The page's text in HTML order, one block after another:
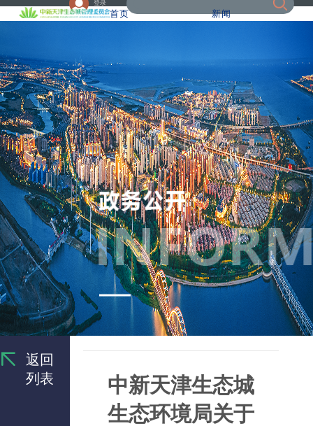
登录
首页 新闻
返回
列表
中新天津生态城
生态环境局关于